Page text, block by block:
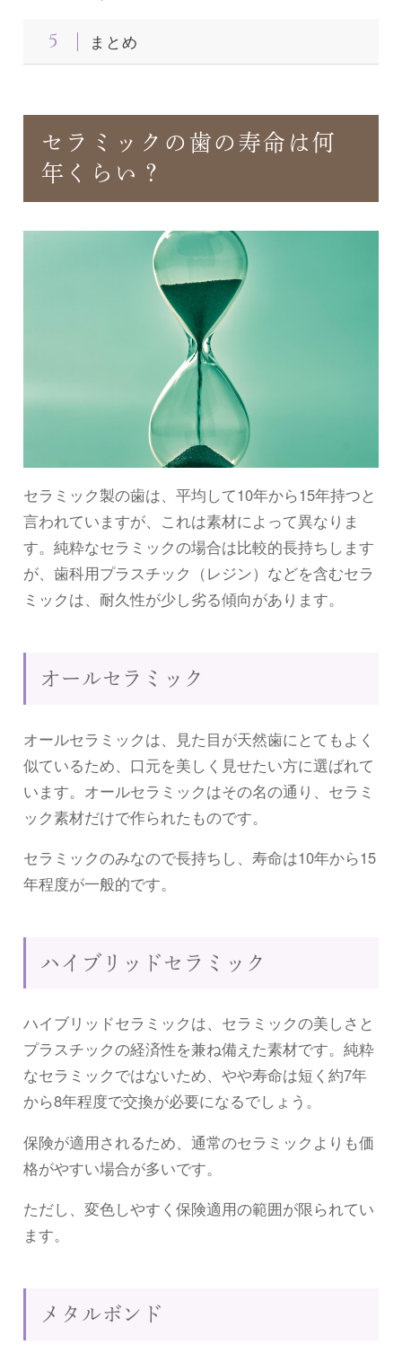
5 まとめ
セラミックの歯の寿命は何
年くらい？
セラミック製の歯は、平均して10年から15年持つと
言われていますが、これは素材によって異なりま
す。純粋なセラミックの場合は比較的長持ちします
が、歯科用プラスチック（レジン）などを含むセラ
ミックは、耐久性が少し劣る傾向があります。
オールセラミック
オールセラミックは、見た目が天然歯にとてもよく
似ているため、口元を美しく見せたい方に選ばれて
います。オールセラミックはその名の通り、セラミ
ック素材だけで作られたものです。
セラミックのみなので長持ちし、寿命は10年から15
年程度が一般的です。
ハイブリッドセラミック
ハイブリッドセラミックは、セラミックの美しさと
プラスチックの経済性を兼ね備えた素材です。純粋
なセラミックではないため、やや寿命は短く約7年
から8年程度で交換が必要になるでしょう。
保険が適用されるため、通常のセラミックよりも価
格がやすい場合が多いです。
ただし、変色しやすく保険適用の範囲が限られてい
ます。
メタルボンド